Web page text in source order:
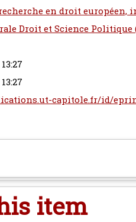
en droit européen,
Droit et Science Politique
capitole.fr/id/
item